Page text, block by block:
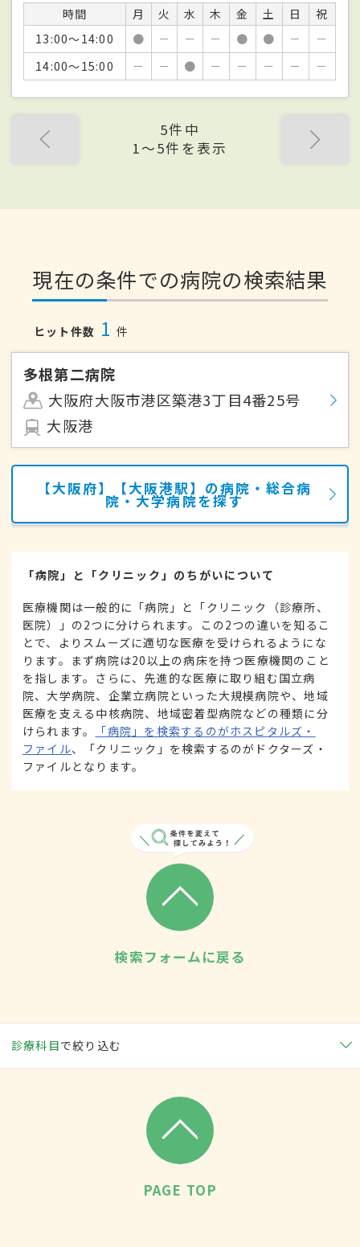
時間 月 火 水 木 金 土 日
祝
13:00～14:00
● － － － ● ● －
－
14:00～15:00
－ － ● － － － － －
5件中
1〜5件を表示
現在の条件での病院の検索結果
ヒット件数 1 件
多根第二病院
大阪府大阪市港区築港3丁目4番25号
大阪港
【大阪府】【大阪港駅】の病院・総合病
院・大学病院を探す
「病院」と「クリニック」のちがいについて
医療機関は一般的に「病院」と「クリニック（診療所、
医院）」の2つに分けられます。この2つの違いを知るこ
とで、よりスムーズに適切な医療を受けられるようにな
ります。まず病院は20以上の病床を持つ医療機関のこと
を指します。さらに、先進的な医療に取り組む国立病
院、大学病院、企業立病院といった大規模病院や、地域
医療を支える中核病院、地域密着型病院などの種類に分
けられます。
「病院」を検索するのがホスピタルズ・
ファイル、「クリニック」を検索するのがドクターズ・
ファイルとなります。
検索フォームに戻る
診療科目で絞り込む
PAGE TOP